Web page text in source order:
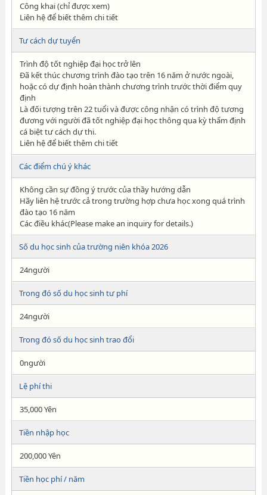
Công khai (chỉ được xem)
Liên hệ để biết thêm chi tiết
Tư cách dự tuyển
Trình độ tốt nghiệp đại học trở lên
Đã kết thúc chương trình đào tạo trên 16 năm ở nước ngoài,
hoặc có dự định hoàn thành chương trình trước thời điểm quy
định
Là đối tượng trên 22 tuổi và được công nhận có trình độ tương
đương với người đã tốt nghiệp đại học thông qua kỳ thẩm định
cá biệt tư cách dự thi.
Liên hệ để biết thêm chi tiết
Các điểm chú ý khác
Không cần sự đồng ý trước của thầy hướng dẫn
Hãy liên hệ trước cả trong trường hợp chưa học xong quá trình
đào tạo 16 năm
Các điều khác(Please make an inquiry for details.)
Số du học sinh của trường niên khóa 2026
24người
Trong đó số du học sinh tư phí
24người
Trong đó số du học sinh trao đổi
0người
Lệ phí thi
35,000 Yên
Tiền nhập học
200,000 Yên
Tiền học phí / năm